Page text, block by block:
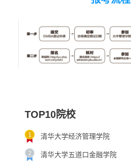
TOP10院校
清华大学经济管理学院
清华大学五道口金融学院